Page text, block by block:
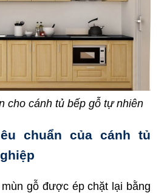
cho cánh tủ bếp gỗ tự nhiên
chuẩn của cánh tủ
gỗ được ép chặt lại bằng